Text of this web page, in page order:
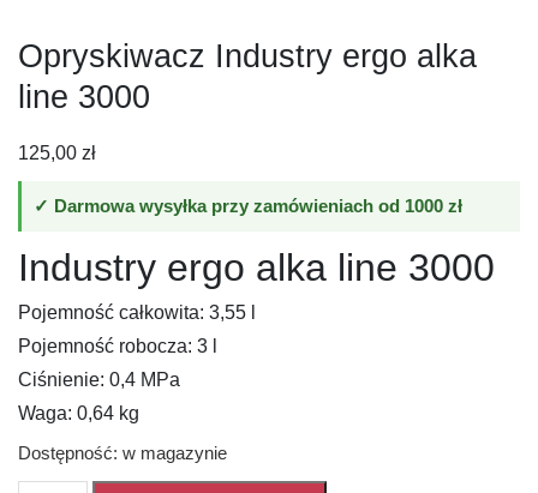
Opryskiwacz Industry ergo alka
line 3000
125,00 zł
✓ Darmowa wysyłka przy zamówieniach od 1000 zł
Industry ergo alka line 3000
Pojemność całkowita: 3,55 l
Pojemność robocza: 3 l
Ciśnienie: 0,4 MPa
Waga: 0,64 kg
Dostępność: w magazynie